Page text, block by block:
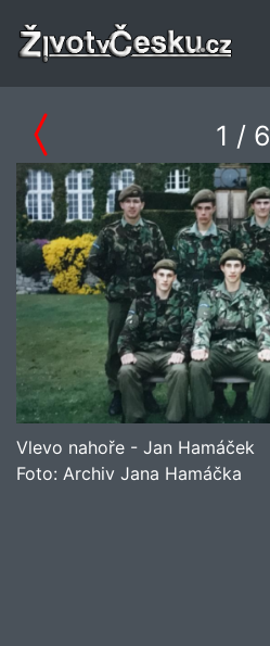
1 / 6
Vlevo nahoře - Jan Hamáček
Foto: Archiv Jana Hamáčka